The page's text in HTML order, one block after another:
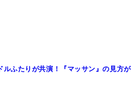
ルふたりが共演！『マッサン』の見方が